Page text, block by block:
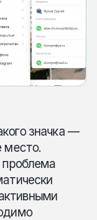
значка —
место.
проблема